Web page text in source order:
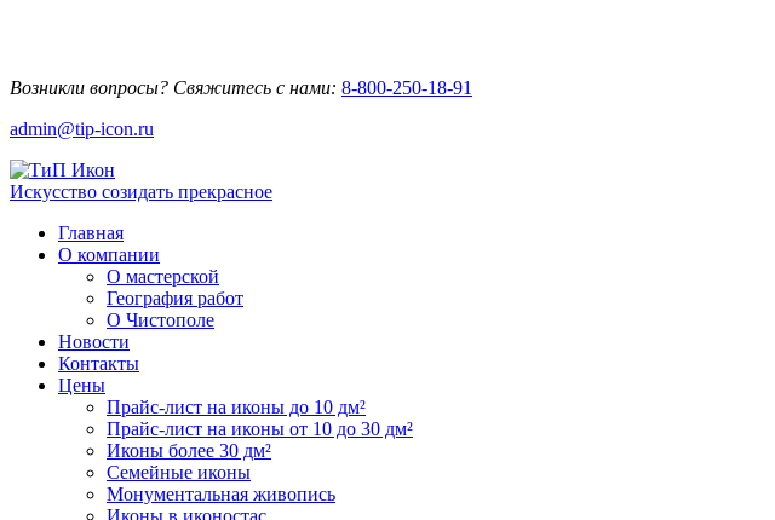
Возникли вопросы? Свяжитесь с нами: 8-800-250-18-91
admin@tip-icon.ru
Искусство созидать прекрасное
Главная
О компании
О мастерской
География работ
О Чистополе
Новости
Контакты
Цены
Прайс-лист на иконы до 10 дм²
Прайс-лист на иконы от 10 до 30 дм²
Иконы более 30 дм²
Семейные иконы
Монументальная живопись
Иконы в иконостас